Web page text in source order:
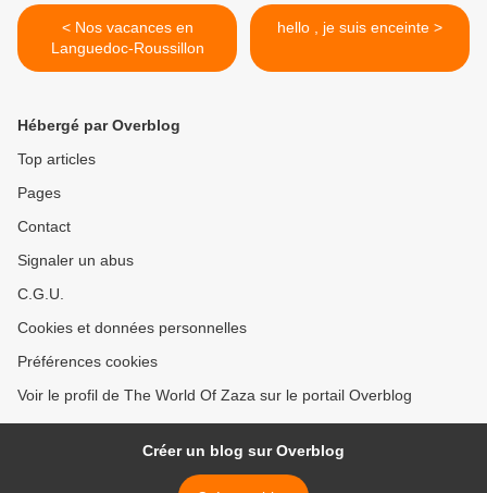
< Nos vacances en
Languedoc-Roussillon
hello , je suis enceinte >
Hébergé par Overblog
Top articles
Pages
Contact
Signaler un abus
C.G.U.
Cookies et données personnelles
Préférences cookies
Voir le profil de The World Of Zaza sur le portail Overblog
Créer un blog sur Overblog